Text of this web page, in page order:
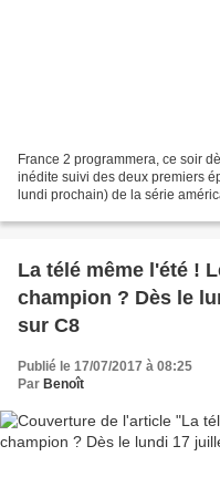
France 2 programmera, ce soir
inédite suivi des deux premiers
lundi prochain) de la série
La télé même l'été !
champion ? Dès le
sur C8
Publié le 17/07/2017 à 08:25
Par Benoît